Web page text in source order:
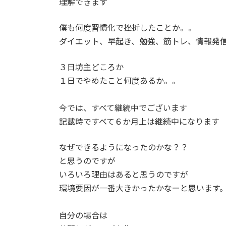
僕も何度習慣化で挫折したことか。。
ダイエット、早起き、勉強、筋トレ、情報発
３日坊主どころか
１日でやめたこと何度あるか。。
今では、すべて継続中でございます
記載時ですべて６か月上は継続中になります
なぜできるようになったのかな？？
と思うのですが
いろいろ理由はあると思うのですが
環境要因が一番大きかったかなーと思います。
自分の場合は